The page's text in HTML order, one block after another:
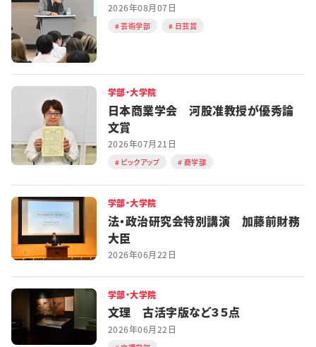
2026年08月07日
芸術学部 日芸賞
学部・大学院
日本商業学会 河股准教授が優秀論
文賞
2026年07月21日
ピックアップ 商学部
学部・大学院
法・政治研究会特別講演 加藤前財務
大臣
2026年06月22日
学部・大学院
文理 古活字版など３５点
2026年06月22日